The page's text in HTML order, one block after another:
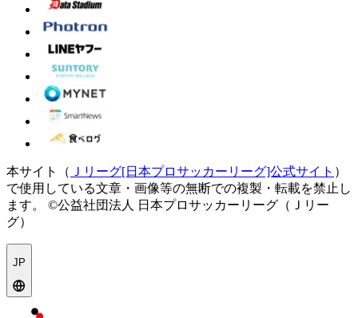
本サイト（ Ｊリーグ[日本プロサッカーリーグ]公式サイト ）
で使用している文章・画像等の無断での複製・転載を禁止し
ます。
©公益社団法人 日本プロサッカーリーグ（Ｊリー
グ）
JP